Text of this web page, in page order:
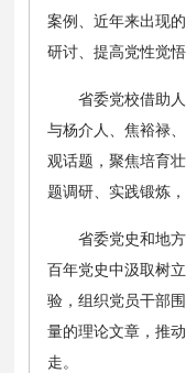
案例、近年来出现
研讨、提高党性觉悟
省委党校借助
与杨介人、焦裕禄
观话题，聚焦培育
题调研、实践锻炼
省委党史和地
百年党史中汲取树
验，组织党员干部
量的理论文章，推
走。